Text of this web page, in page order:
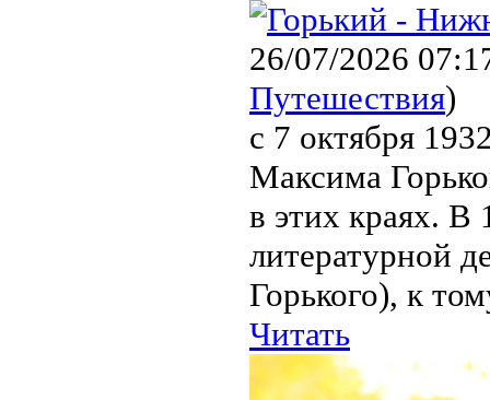
26/07/2026
Путешествия)
с 7 октября
Максима
в этих краях. В
литературной
Горького), к
Читать